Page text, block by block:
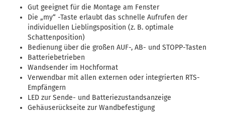
Gut geeignet für die Montage am Fenster
Die „my“ -Taste erlaubt das schnelle Aufrufen der
individuellen Lieblingsposition (z. B. optimale
Schattenposition)
Bedienung über die großen AUF-, AB- und STOPP-Tasten
Batteriebetrieben
Wandsender im Hochformat
Verwendbar mit allen externen oder integrierten RTS-
Empfängern
LED zur Sende- und Batteriezustandsanzeige
Gehäuserückseite zur Wandbefestigung